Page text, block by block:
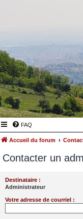
FAQ
Accueil du forum
Contacter un
Destinataire :
Administrateur
Votre adresse de courriel :